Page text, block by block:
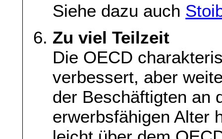
Siehe dazu auch
Zu viel Teilzeit
Die OECD
verbessert, aber
der Beschäftigten an
erwerbsfähigen Alter